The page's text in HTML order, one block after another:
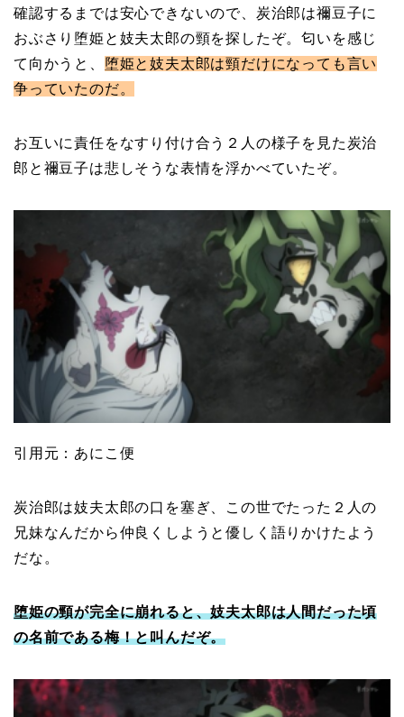
確認するまでは安心できないので、炭治郎は禰豆子に
おぶさり堕姫と妓夫太郎の頸を探したぞ。匂いを感じ
て向かうと、 堕姫と妓夫太郎は頸だけになっても言い
争っていたのだ。
お互いに責任をなすり付け合う２人の様子を見た炭治
郎と禰豆子は悲しそうな表情を浮かべていたぞ。
引用元：あにこ便
炭治郎は妓夫太郎の口を塞ぎ、この世でたった２人の
兄妹なんだから仲良くしようと優しく語りかけたよう
だな。
堕姫の頸が完全に崩れると、妓夫太郎は人間だった頃
の名前である梅！と叫んだぞ。